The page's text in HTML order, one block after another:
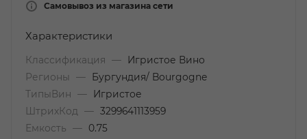
Самовывоз из магазина сети
Характеристики
Классификация —
Игристое Вино
Регионы
—
Бургундия/ Bourgogne
ТипыВин
—
Игристое
ШтрихКод
— 3299641113959
Емкость
—
0.75